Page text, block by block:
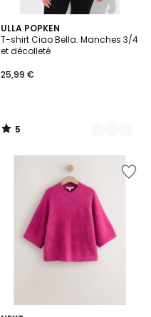
ULLA POPKEN
T-shirt Ciao Bella. Manches 3/4
et décolleté
25,99 €
5
/
5
4
Couleurs
5
/